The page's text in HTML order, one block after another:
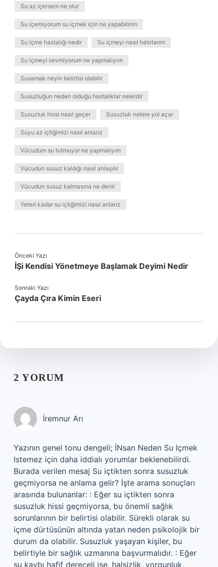
Su az içersem ne olur
Su içemiyorum su içmek için ne yapabilirim
Su içme hastalığı nedir Su içmeyi nasıl hatırlarım
Su içmeyi sevmiyorum ne yapmalıyım
Susamak neyin belirtisi olabilir
Susuzluğun neden olduğu hastalıklar nelerdir
Susuzluk hissi nasıl geçer Susuzluk nelere yol açar
Suyu az içtiğimizi nasıl anlarız
Vücudum su tutmuyor ne yapmalıyım
Vücudun susuz kaldığı nasıl anlaşılır
Vücudun susuz kalmasına ne denir
Yeteri kadar su içtiğimizi nasıl anlarız
Önceki Yazı
İŞi Kendisi Yönetmeye Başlamak Deyimi Nedir
Sonraki Yazı
Çayda Çıra Kimin Eseri
2 YORUM
İremnur Arı
Yazının genel tonu dengeli; İNsan Neden Su Içmek
Istemez için daha iddialı yorumlar beklenebilirdi.
Burada verilen mesaj Su içtikten sonra susuzluk
geçmiyorsa ne anlama gelir? İşte arama sonuçları
arasında bulunanlar: : Eğer su içtikten sonra
susuzluk hissi geçmiyorsa, bu önemli sağlık
sorunlarının bir belirtisi olabilir. Sürekli olarak su
içme dürtüsünün altında yatan neden psikolojik bir
durum da olabilir. Susuzluk yaşayan kişiler, bu
belirtiyle bir sağlık uzmanına başvurmalıdır. : Eğer
su kaybı hafif dereceli ise, halsizlik, yorgunluk,